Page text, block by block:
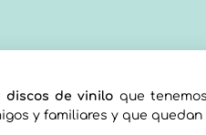
discos de vinilo que
y familiares y que